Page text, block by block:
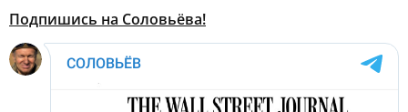
Подпишись на Соловьёва!